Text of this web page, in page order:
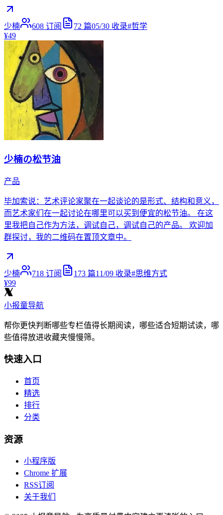
少楠 608 订阅 72 篇05/30 收录#哲学
¥49
少楠の松节油
产品
毕加索说：艺术评论家聚在一起谈论的是形式、结构和意义，
而艺术家们在一起讨论在哪里可以买到便宜的松节油。 在这
里我把自己作为方法，调试自己，调试自己的产品。 欢迎加
群探讨，我的二维码在置顶文章中。
少楠 718 订阅 173 篇11/09 收录#思维方式
¥99
小报童导航
帮你更快判断哪些专栏值得长期阅读，哪些适合短期试读，哪
些值得放进收藏夹慢慢筛。
快速入口
首页
精选
排行
分类
资源
小程序版
Chrome 扩展
RSS订阅
关于我们